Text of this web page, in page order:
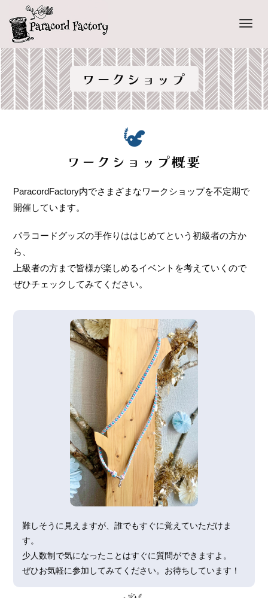
ワークショップ
ワークショップ概要
ParacordFactory内でさまざまなワークショップを不定期で
開催しています。
パラコードグッズの手作りははじめてという初級者の方か
ら、
上級者の方まで皆様が楽しめるイベントを考えていくので
ぜひチェックしてみてください。
難しそうに見えますが、誰でもすぐに覚えていただけま
す。
少人数制で気になったことはすぐに質問ができますよ。
ぜひお気軽に参加してみてください。お待ちしています！